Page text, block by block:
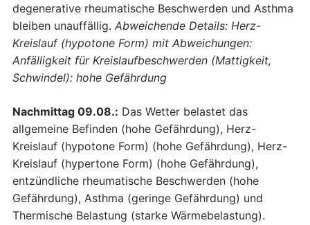
degenerative rheumatische Beschwerden und Asthma
bleiben unauffällig. Abweichende Details: Herz-
Kreislauf (hypotone Form) mit Abweichungen:
Anfälligkeit für Kreislaufbeschwerden (Mattigkeit,
Schwindel): hohe Gefährdung
Nachmittag 09.08.: Das Wetter belastet das
allgemeine Befinden (hohe Gefährdung), Herz-
Kreislauf (hypotone Form) (hohe Gefährdung), Herz-
Kreislauf (hypertone Form) (hohe Gefährdung),
entzündliche rheumatische Beschwerden (hohe
Gefährdung), Asthma (geringe Gefährdung) und
Thermische Belastung (starke Wärmebelastung).